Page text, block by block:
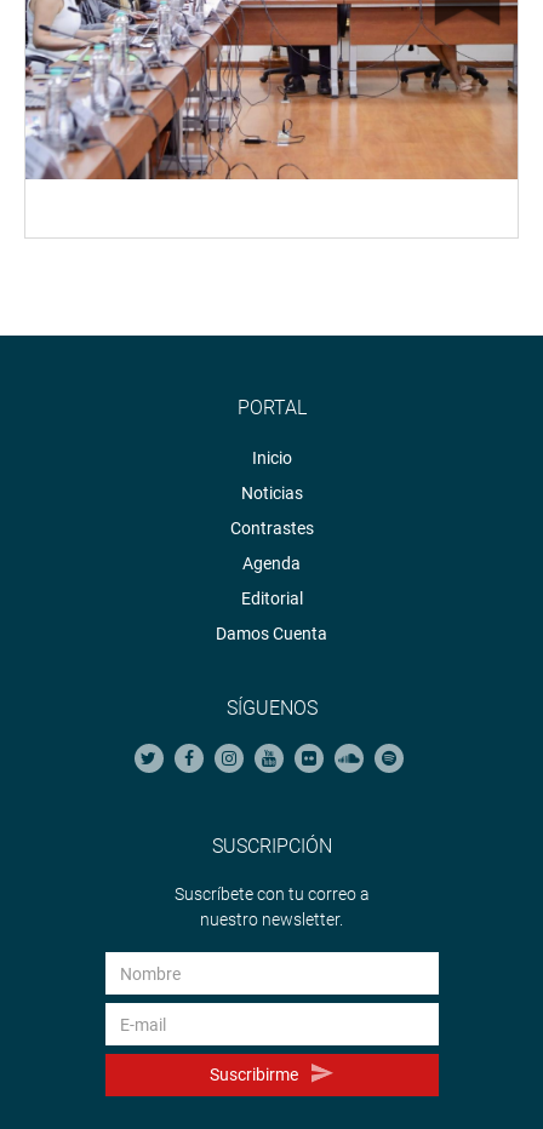
PORTAL
Inicio
Noticias
Contrastes
Agenda
Editorial
Damos Cuenta
SÍGUENOS
SUSCRIPCIÓN
Suscríbete con tu correo a
nuestro newsletter.
Suscribirme